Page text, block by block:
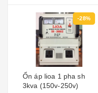
-28%
Ổn áp lioa 1 pha sh
3kva (150v-250v)